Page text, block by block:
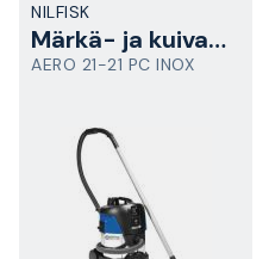
NILFISK
Märkä- ja kuivaimuri
AERO 21-21 PC INOX